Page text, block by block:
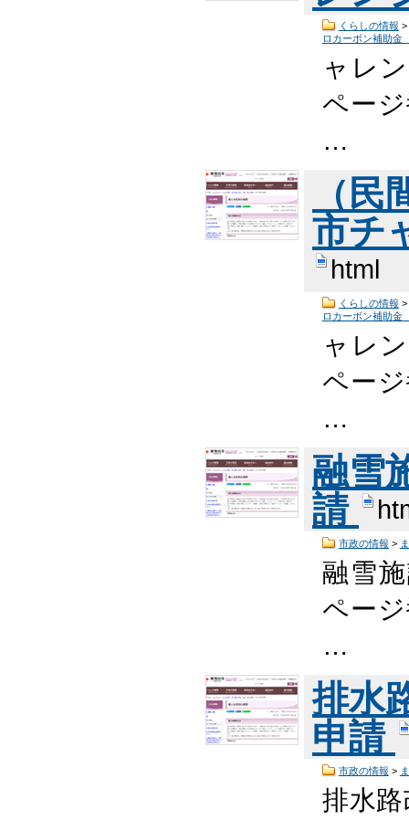
くらしの情報 >
ロカーボン補助金
ャレ
ペー
…
（
市チ
html
くらしの情報 >
ロカーボン補助金
ャレ
ペー
…
融雪
請
市政の情報 >
融雪
ペー
…
排水
申請
市政の情報 >
排水